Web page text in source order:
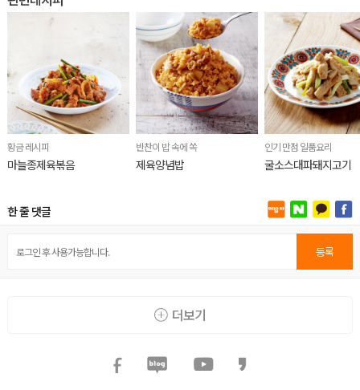
황금 레시피
마늘종제육볶음
반찬이 밥 속에 쏙
제육양념밥
인기 만점 일품요리
굴소스대파돼지고기
한 줄 댓글
등록
더보기